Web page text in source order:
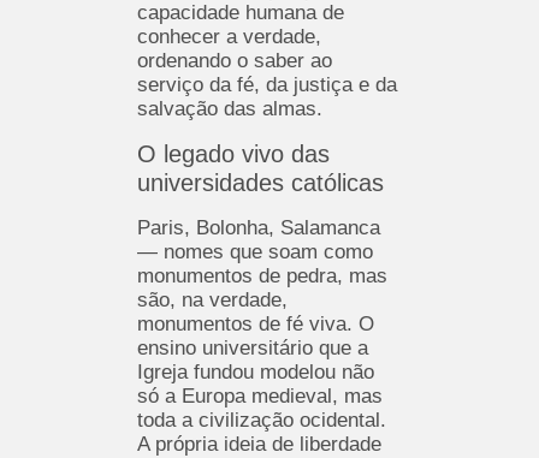
capacidade humana de
conhecer a verdade,
ordenando o saber ao
serviço da fé, da justiça e da
salvação das almas.
O legado vivo das
universidades católicas
Paris, Bolonha, Salamanca
— nomes que soam como
monumentos de pedra, mas
são, na verdade,
monumentos de fé viva. O
ensino universitário que a
Igreja fundou modelou não
só a Europa medieval, mas
toda a civilização ocidental.
A própria ideia de liberdade